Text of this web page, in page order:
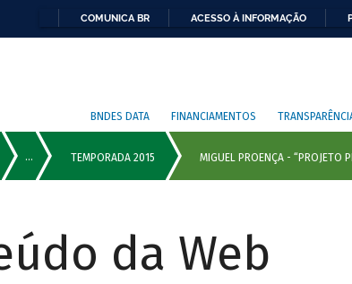
COMUNICA BR ACESSO À INFORMAÇÃO
BNDES DATA FINANCIAMENTOS
da Web